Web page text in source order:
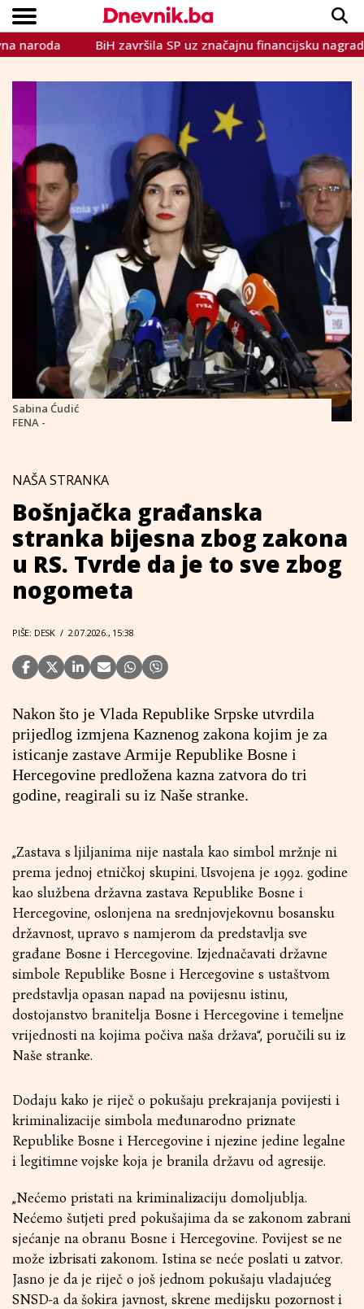
VIJESTI
SPORT
INTERVIEW
TEME
CRNA KRONIKA
LIFESTYLE
Copyright © Dnevnik.ba 2023.
BiH završila SP uz značajnu financijsku nagradu
Sabina Ćudić
FENA -
NAŠA STRANKA
Bošnjačka građanska
stranka bijesna zbog zakona
u RS. Tvrde da je to sve zbog
nogometa
PIŠE: DESK / 2.07.2026., 15:38
Nakon što je Vlada Republike Srpske utvrdila
prijedlog izmjena Kaznenog zakona kojim je za
isticanje zastave Armije Republike Bosne i
Hercegovine predložena kazna zatvora do tri
godine, reagirali su iz Naše stranke.
„Zastava s ljiljanima nije nastala kao simbol mržnje ni
prema jednoj etničkoj skupini. Usvojena je 1992. godine
kao službena državna zastava Republike Bosne i
Hercegovine, oslonjena na srednjovjekovnu bosansku
državnost, upravo s namjerom da predstavlja sve
građane Bosne i Hercegovine. Izjednačavati državne
simbole Republike Bosne i Hercegovine s ustaštvom
predstavlja opasan napad na povijesnu istinu,
dostojanstvo branitelja Bosne i Hercegovine i temeljne
vrijednosti na kojima počiva naša država“, poručili su iz
Naše stranke.
Dodaju kako je riječ o pokušaju prekrajanja povijesti i
kriminalizacije simbola međunarodno priznate
Republike Bosne i Hercegovine i njezine jedine legalne
i legitimne vojske koja je branila državu od agresije.
„Nećemo pristati na kriminalizaciju domoljublja.
Nećemo šutjeti pred pokušajima da se zakonom zabrani
sjećanje na obranu Bosne i Hercegovine. Povijest se ne
može izbrisati zakonom. Istina se neće poslati u zatvor.
Jasno je da je riječ o još jednom pokušaju vladajućeg
SNSD-a da šokira javnost, skrene medijsku pozornost i